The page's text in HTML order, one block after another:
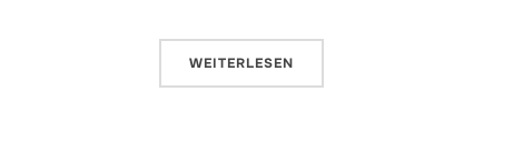
WEITERLESEN